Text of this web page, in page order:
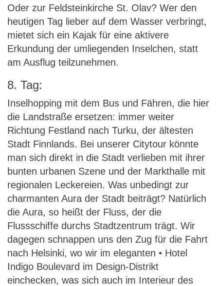
Oder zur Feldsteinkirche St. Olav? Wer den
heutigen Tag lieber auf dem Wasser verbringt,
mietet sich ein Kajak für eine aktivere
Erkundung der umliegenden Inselchen, statt
am Ausflug teilzunehmen.
8. Tag:
Inselhopping mit dem Bus und Fähren, die hier
die Landstraße ersetzen: immer weiter
Richtung Festland nach Turku, der ältesten
Stadt Finnlands. Bei unserer Citytour könnte
man sich direkt in die Stadt verlieben mit ihrer
bunten urbanen Szene und der Markthalle mit
regionalen Leckereien. Was unbedingt zur
charmanten Aura der Stadt beiträgt? Natürlich
die Aura, so heißt der Fluss, der die
Flussschiffe durchs Stadtzentrum trägt. Wir
dagegen schnappen uns den Zug für die Fahrt
nach Helsinki, wo wir im eleganten • Hotel
Indigo Boulevard im Design-Distrikt
einchecken, was sich auch im Interieur des